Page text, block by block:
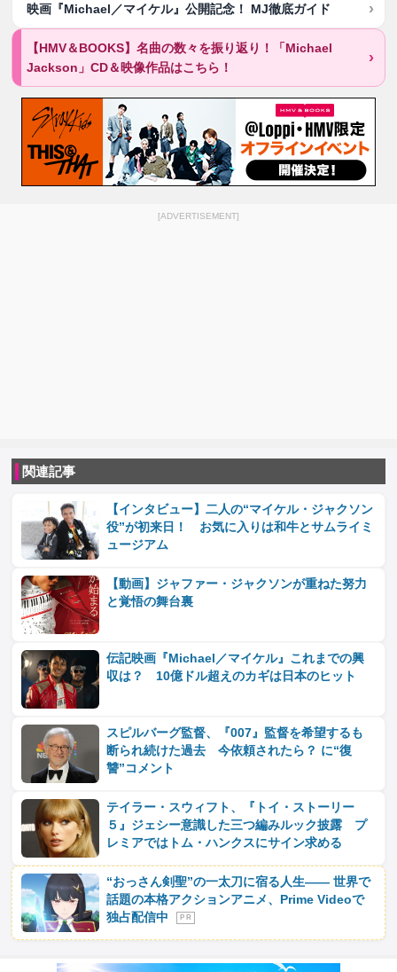
映画『Michael／マイケル』公開記念！ MJ徹底ガイド
【HMV＆BOOKS】名曲の数々を振り返り！「Michael
Jackson」CD＆映像作品はこちら！
[ADVERTISEMENT]
関連記事
【インタビュー】二人の“マイケル・ジャクソン
役”が初来日！ お気に入りは和牛とサムライミ
ュージアム
【動画】ジャファー・ジャクソンが重ねた努力
と覚悟の舞台裏
伝記映画『Michael／マイケル』これまでの興
収は？ 10億ドル超えのカギは日本のヒット
スピルバーグ監督、『007』監督を希望するも
断られ続けた過去 今依頼されたら？ に“復
讐”コメント
テイラー・スウィフト、『トイ・ストーリー
５』ジェシー意識した三つ編みルック披露 プ
レミアではトム・ハンクスにサイン求める
“おっさん剣聖”の一太刀に宿る人生―― 世界で
話題の本格アクションアニメ、Prime Videoで
独占配信中
P R